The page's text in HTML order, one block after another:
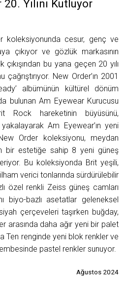
Yılını Kutluyor
koleksiyonunda cesur, genç ve
çıkıyor ve gözlük markasının
bu yana geçen 20 yılı
New Order’ın 2001
albümünün kültürel dönüm
bulunan Am Eyewear Kurucusu
Rock hareketinin büyüsünü,
Am Eyewear’ın yeni
Order koleksiyonu, meydan
bir estetiğe sahip 8 yeni güneş
Bu koleksiyonda Brit yeşili,
ilham verici tonlarında sürdürülebilir
özel renkli Zeiss güneş camları
biyo-bazlı asetatlar geleneksel
çerçeveleri taşırken buğday,
arasında daha ağır yeni bir palet
Ten renginde yeni blok renkler ve
pastel renkler sunuyor.
Ağustos 2024